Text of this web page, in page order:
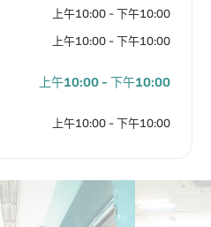
上午10:00 - 下午10:00
上午10:00 - 下午10:00
上午10:00 - 下午10:00
上午10:00 - 下午10:00